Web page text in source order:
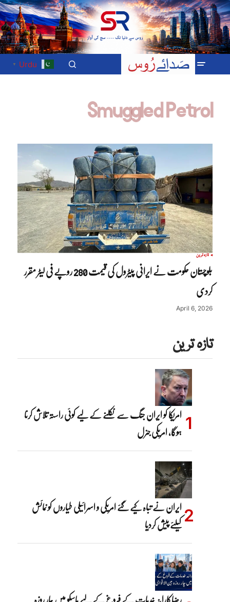
Urdu
▼
Smuggled Petrol
تازہ ترین
بلوچستان حکومت نے ایرانی پیٹرول کی قیمت 280 روپے فی لیٹر مقرر
کردی
April 6, 2026
تازہ ترین
امریکا کو ایران جنگ سے نکلنے کے لیے کوئی راستہ تلاش کرنا
ہوگا، امریکی جنرل
ایران نے تباہ کیے گئے امریکی و اسرائیلی طیاروں کو نمائش
کیلئے پیش کردیا